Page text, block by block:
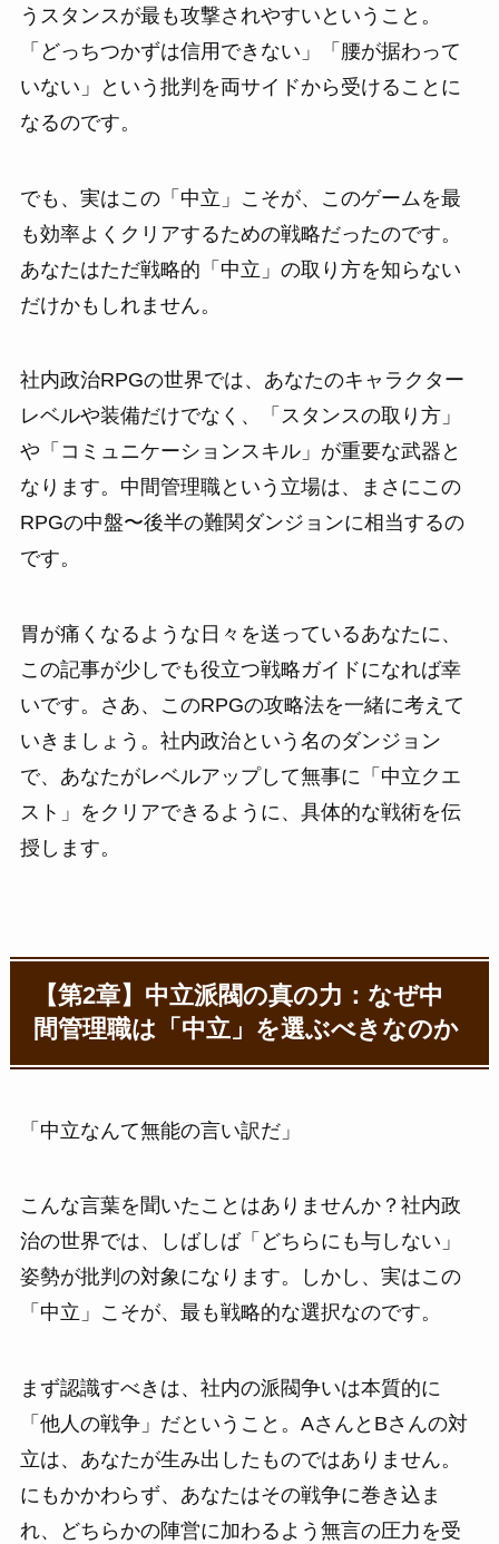
うスタンスが最も攻撃されやすいということ。
「どっちつかずは信用できない」「腰が据わって
いない」という批判を両サイドから受けることに
なるのです。
でも、実はこの「中立」こそが、このゲームを最
も効率よくクリアするための戦略だったのです。
あなたはただ戦略的「中立」の取り方を知らない
だけかもしれません。
社内政治RPGの世界では、あなたのキャラクター
レベルや装備だけでなく、「スタンスの取り方」
や「コミュニケーションスキル」が重要な武器と
なります。中間管理職という立場は、まさにこの
RPGの中盤〜後半の難関ダンジョンに相当するの
です。
胃が痛くなるような日々を送っているあなたに、
この記事が少しでも役立つ戦略ガイドになれば幸
いです。さあ、このRPGの攻略法を一緒に考えて
いきましょう。社内政治という名のダンジョン
で、あなたがレベルアップして無事に「中立クエ
スト」をクリアできるように、具体的な戦術を伝
授します。
【第2章】中立派閥の真の力：なぜ中
間管理職は「中立」を選ぶべきなのか
「中立なんて無能の言い訳だ」
こんな言葉を聞いたことはありませんか？社内政
治の世界では、しばしば「どちらにも与しない」
姿勢が批判の対象になります。しかし、実はこの
「中立」こそが、最も戦略的な選択なのです。
まず認識すべきは、社内の派閥争いは本質的に
「他人の戦争」だということ。AさんとBさんの対
立は、あなたが生み出したものではありません。
にもかかわらず、あなたはその戦争に巻き込ま
れ、どちらかの陣営に加わるよう無言の圧力を受